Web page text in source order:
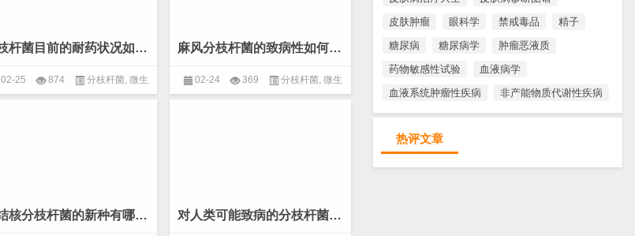
皮肤肿瘤
眼科学 禁戒毒品
精子
糖尿病
糖尿病学
肿瘤恶液质
药物敏感性试验
血液病学
血液系统肿瘤性疾病
非产能物质代谢性疾病
热评文章
分枝杆菌目前的耐药状况如何？(微生物 分枝杆菌)
02-25 874 分枝杆菌, 微生
麻风分枝杆菌的致病性如何？(微生物 分枝杆菌)
02-24 369 分枝杆菌, 微生
非结核分枝杆菌的新种有哪些？(微生物 分枝杆菌) 对人类可能致病的分枝杆菌有哪些？(微生物 分枝杆菌)